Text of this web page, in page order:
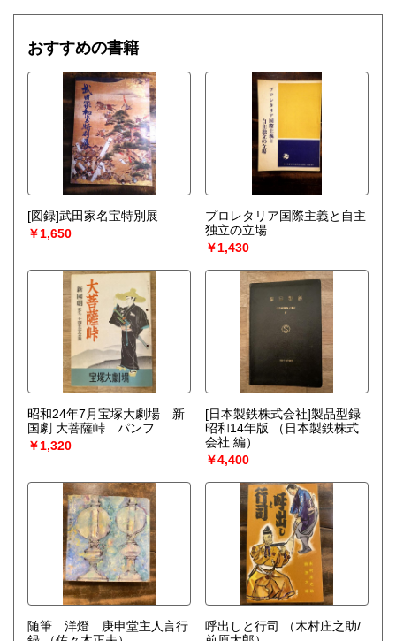
おすすめの書籍
[図録]武田家名宝特別展
￥1,650
プロレタリア国際主義と自主
独立の立場
￥1,430
昭和24年7月宝塚大劇場 新
国劇 大菩薩峠 パンフ
￥1,320
[日本製鉄株式会社]製品型録
昭和14年版
（日本製鉄株式
会社 編）
￥4,400
随筆 洋燈 庚申堂主人言行
呼出しと行司
（木村庄之助/